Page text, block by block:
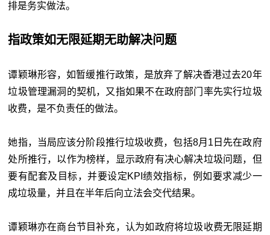
排是务实做法。
指政策如无限延期无助解决问题
谭颖琳形容，如暂缓推行政策，是放弃了解决香港过去20年
垃圾管理漏洞的契机，又指如果不在政府部门率先实行垃圾
收费，是不负责任的做法。
她指，当局应该分阶段推行垃圾收费，包括8月1日先在政府
处所推行，以作为榜样，显示政府有决心解决垃圾问题，但
要有配套及目标，并要设定KPI绩效指标，例如要求减少一
成垃圾量，并且在半年后向立法会交代结果。
谭颖琳亦在商台节目补充，认为如政府将垃圾收费无限延期